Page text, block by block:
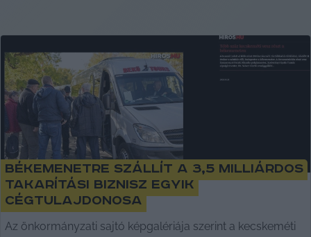
Békemenetre szállít a 3,5 milliárdos
takarítási biznisz egyik
cégtulajdonosa
Az önkormányzati sajtó képgalériája szerint a kecskeméti